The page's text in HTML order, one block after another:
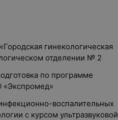
гинекологическая
отделении № 2
по программе
«Экспромед»
воспалительных
с курсом ультразвуковой